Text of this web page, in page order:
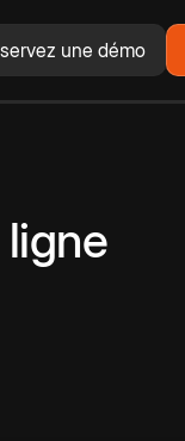
une démo
ligne